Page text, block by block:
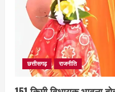
छत्तीसगढ़ राजनीति